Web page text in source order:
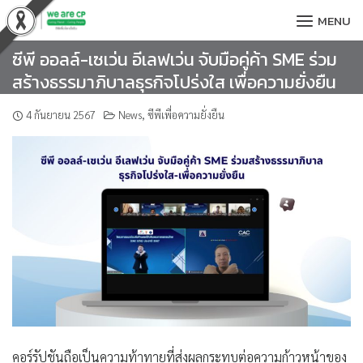
Skip
to
content
MENU
ซีพี ออลล์-เซเว่น อีเลฟเว่น จับมือคู่ค้า SME ร่วม
สร้างธรรมาภิบาลธุรกิจโปร่งใส เพื่อความยั่งยืน
4 กันยายน 2567 News, ซีพีเพื่อความยั่งยืน
คอร์รัปชันถือเป็นความท้าทายที่ส่งผลกระทบต่อความก้าวหน้าของ